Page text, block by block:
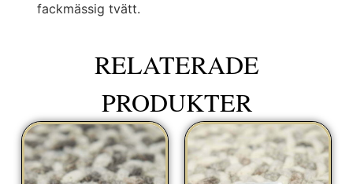
fackmässig tvätt.
RELATERADE
PRODUKTER